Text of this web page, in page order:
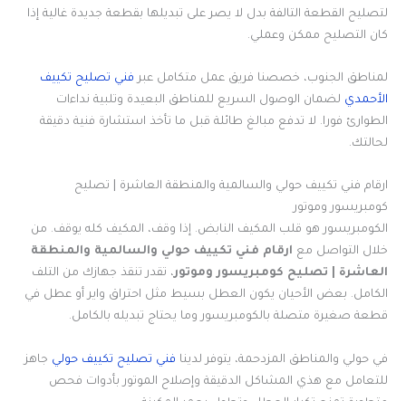
لتصليح القطعة التالفة بدل لا يصر على تبديلها بقطعة جديدة غالية إذا
كان التصليح ممكن وعملي.
لمناطق الجنوب، خصصنا فريق عمل متكامل عبر فني تصليح تكييف
الأحمدي لضمان الوصول السريع للمناطق البعيدة وتلبية نداءات
الطوارئ فورا. لا تدفع مبالغ طائلة قبل ما تأخذ استشارة فنية دقيقة
لحالتك.
ارقام فني تكييف حولي والسالمية والمنطقة العاشرة | تصليح
كومبريسور وموتور
الكومبريسور هو قلب المكيف النابض. إذا وقف، المكيف كله يوقف. من
خلال التواصل مع ارقام فني تكييف حولي والسالمية والمنطقة
العاشرة | تصليح كومبريسور وموتور، تقدر تنقذ جهازك من التلف
الكامل. بعض الأحيان يكون العطل بسيط مثل احتراق واير أو عطل في
قطعة صغيرة متصلة بالكومبريسور وما يحتاج تبديله بالكامل.
في حولي والمناطق المزدحمة، يتوفر لدينا فني تصليح تكييف حولي جاهز
للتعامل مع هذي المشاكل الدقيقة وإصلاح الموتور بأدوات فحص